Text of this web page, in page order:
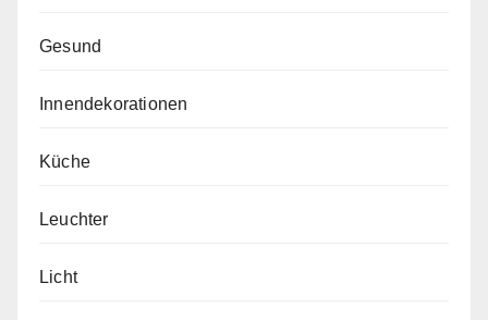
Gesund
Innendekorationen
Küche
Leuchter
Licht